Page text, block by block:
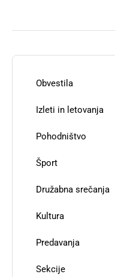
Obvestila
Izleti in letovanja
Pohodništvo
Šport
Družabna srečanja
Kultura
Predavanja
Sekcije